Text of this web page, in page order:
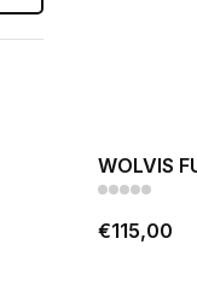
WOLVIS
€115,00